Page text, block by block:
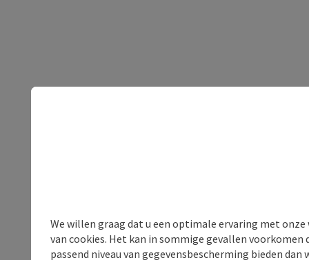
We willen graag dat u een optimale ervaring met
van cookies. Het kan in sommige gevallen voorkomen
passend niveau van gegevensbescherming bieden